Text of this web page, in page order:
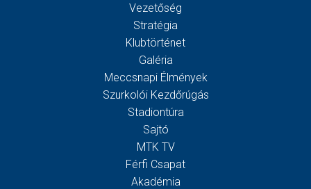
Vezetőség
Stratégia
Klubtörténet
Galéria
Meccsnapi Élmények
Szurkolói Kezdőrúgás
Stadiontúra
Sajtó
MTK TV
Férfi Csapat
Akadémia